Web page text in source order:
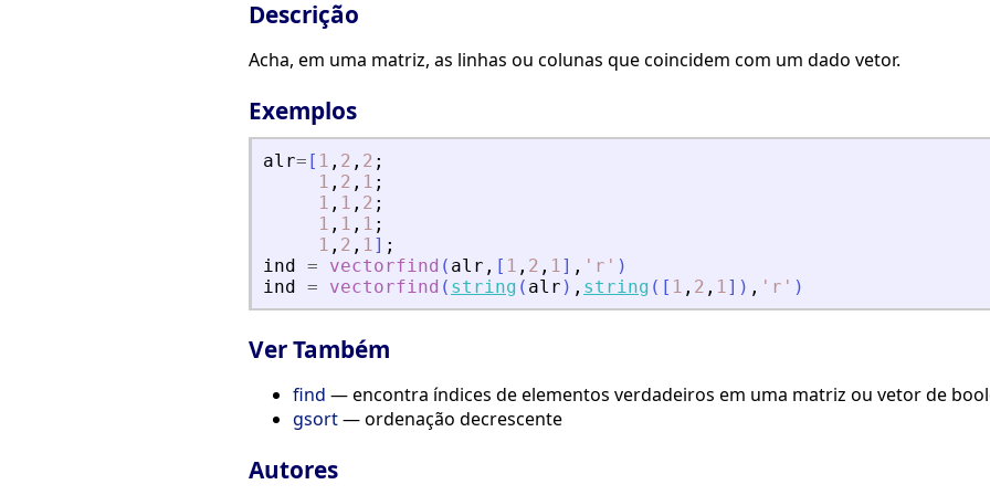
Descrição
Acha, em uma matriz, as linhas ou colunas que coincidem com um dado vetor.
Exemplos
alr= [ 1 , 2 , 2 ;
1 , 2 , 1 ;
1 , 1 , 2 ;
1 , 1 , 1 ;
1 , 2 , 1] ;
ind = vectorfind ( alr , [ 1 , 2 , 1] , ' r ' )
ind = vectorfind ( string ( alr ) , string ( [ 1 , 2 , 1] ) , ' r ' )
Ver Também
find — encontra índices de elementos verdadeiros em uma matriz ou vetor de
gsort— ordenação decrescente
Autores